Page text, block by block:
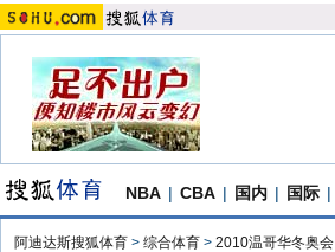
NBA | CBA | 国内 | 国际 |
阿迪达斯搜狐体育 > 综合体育 > 2010温哥华冬奥会